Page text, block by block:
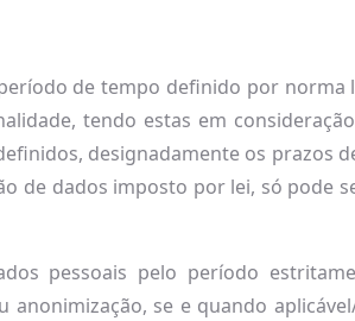
de tempo definido por
tendo estas em
designadamente os prazos
de dados imposto por lei, só pode
pessoais pelo período
se e quando